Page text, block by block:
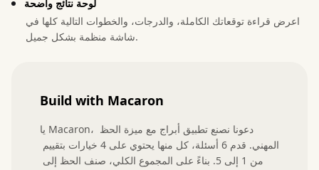
لوحة نتائج واضحة
اعرض قراءة توقعاتك الكاملة، والدرجات، والخطوات التالية كلها في
شاشة منظمة بشكل جميل.
Build with Macaron
يا Macaron، دعونا نصنع تطبيق أبراج مع ميزة الحظ